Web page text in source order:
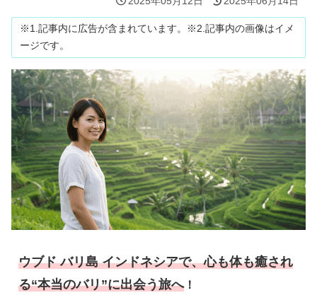
※1.記事内に広告が含まれています。※2.記事内の画像はイメ
ージです。
ウブド バリ島 インドネシアで、心も体も癒され
る“本当のバリ”に出会う旅へ！